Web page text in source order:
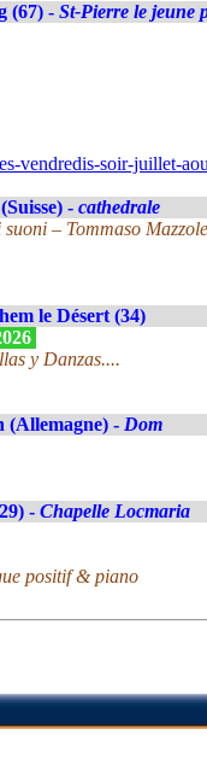
(67) - St-Pierre le jeune
vendredis-soir-juillet-
- cathedrale
– Tommaso
le Désert (34)
y Danzas....
(Allemagne) - Dom
- Chapelle Locmaria
positif & piano